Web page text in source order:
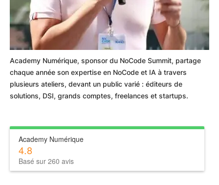
Academy Numérique, sponsor du NoCode Summit, partage
chaque année son expertise en NoCode et IA à travers
plusieurs ateliers, devant un public varié : éditeurs de
solutions, DSI, grands comptes, freelances et startups.
Academy Numérique
4.8
Basé sur 260 avis